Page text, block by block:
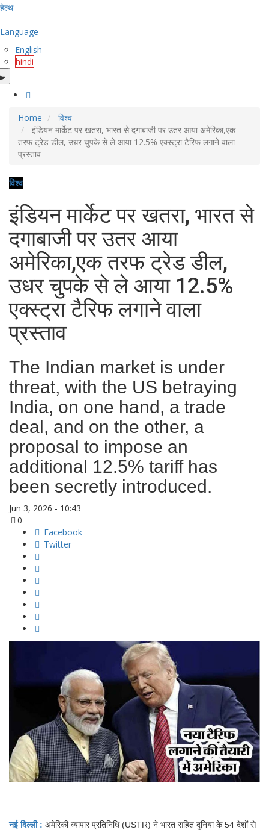
हेल्थ
Language
English
hindi
Home
विश्व
इंडियन मार्केट पर खतरा, भारत से दगाबाजी पर उतर आया अमेरिका,एक
तरफ ट्रेड डील, उधर चुपके से ले आया 12.5% एक्स्ट्रा टैरिफ लगाने वाला
प्रस्ताव
विश्व
इंडियन मार्केट पर खतरा, भारत से
दगाबाजी पर उतर आया
अमेरिका,एक तरफ ट्रेड डील,
उधर चुपके से ले आया 12.5%
एक्स्ट्रा टैरिफ लगाने वाला
प्रस्ताव
The Indian market is under
threat, with the US betraying
India, on one hand, a trade
deal, and on the other, a
proposal to impose an
additional 12.5% ​​tariff has
been secretly introduced.
Jun 3, 2026 - 10:43
0
Facebook
Twitter
नई दिल्ली : अमेरिकी व्यापार प्रतिनिधि (USTR) ने भारत सहित दुनिया के 54 देशों से